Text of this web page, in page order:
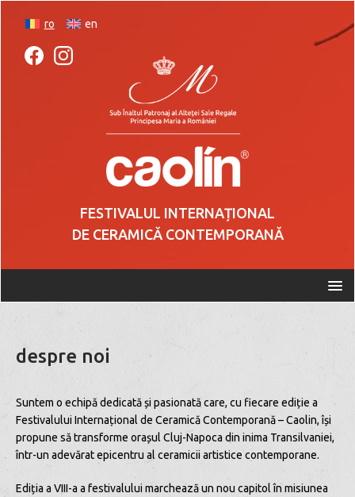
ro en
FESTIVALUL INTERNAȚIONAL
DE CERAMICĂ CONTEMPORANĂ
despre noi
Suntem o echipă dedicată și pasionată care, cu fiecare ediție a
Festivalului Internațional de Ceramică Contemporană – Caolin, își
propune să transforme orașul Cluj-Napoca din inima Transilvaniei,
într-un adevărat epicentru al ceramicii artistice contemporane.
Ediția a VIII-a a festivalului marchează un nou capitol în misiunea